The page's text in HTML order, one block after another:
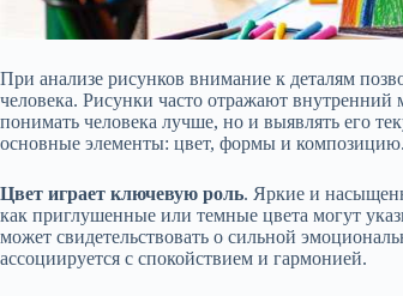
При анализе рисунков внимание к деталям
человека. Рисунки часто отражают внутренний
понимать человека лучше, но и выявлять его
основные элементы: цвет, формы и композицию.
Цвет играет ключевую роль. Яркие и
как приглушенные или темные цвета могут
может свидетельствовать о сильной
ассоциируется с спокойствием и гармонией.